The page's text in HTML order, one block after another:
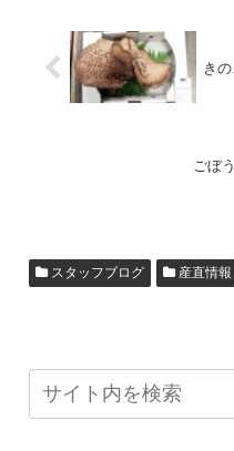
き
ごぼ
スタッフブログ 産直情報